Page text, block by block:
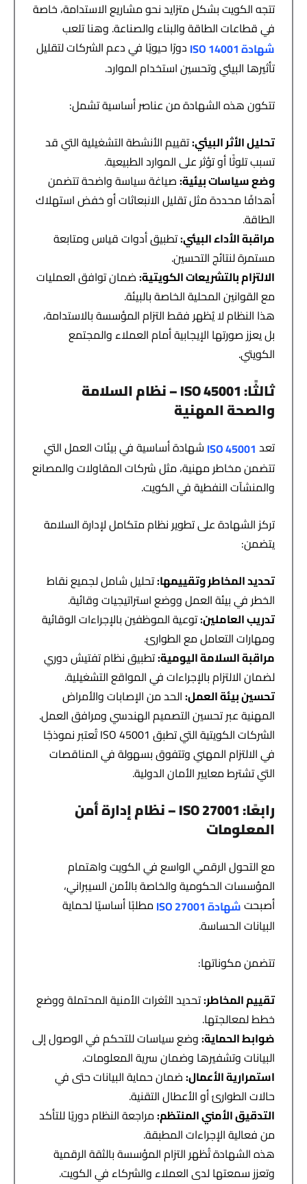
تتجه الكويت بشكل متزايد نحو مشاريع الاستدامة، خاصة
في قطاعات الطاقة والبناء والصناعة. وهنا تلعب
شهادة
دورًا حيويًا في دعم الشركات لتقليل
تأثيرها البيئي وتحسين استخدام الموارد.
تتكون هذه الشهادة من عناصر أساسية تشمل:
تحليل الأثر البيئي:تقييم الأنشطة التشغيلية التي قد
تسبب تلوثًا أو تؤثر على الموارد الطبيعية.
وضع سياسات بيئية:صياغة سياسة واضحة تتضمن
أهدافًا محددة مثل تقليل الانبعاثات أو خفض استهلاك
الطاقة.
مراقبة الأداء البيئي:تطبيق أدوات قياس ومتابعة
مستمرة لنتائج التحسين.
الالتزام بالتشريعات الكويتية:ضمان توافق العمليات
مع القوانين المحلية الخاصة بالبيئة.
هذا النظام لا يُظهر فقط التزام المؤسسة بالاستدامة،
بل يعزز صورتها الإيجابية أمام العملاء والمجتمع
الكويتي.
ثالثًا: ISO 45001 – نظام السلامة
والصحة المهنية
تعد ISO 45001 شهادة أساسية في بيئات العمل التي
تتضمن مخاطر مهنية، مثل شركات المقاولات والمصانع
والمنشآت النفطية في الكويت.
تركز الشهادة على تطوير نظام متكامل لإدارة السلامة
يتضمن:
تحديد المخاطر وتقييمها:تحليل شامل لجميع نقاط
الخطر في بيئة العمل ووضع استراتيجيات وقائية.
تدريب العاملين:توعية الموظفين بالإجراءات الوقائية
ومهارات التعامل مع الطوارئ.
مراقبة السلامة اليومية:تطبيق نظام تفتيش دوري
لضمان الالتزام بالإجراءات في المواقع التشغيلية.
تحسين بيئة العمل:الحد من الإصابات والأمراض
المهنية عبر تحسين التصميم الهندسي ومرافق العمل.
الشركات الكويتية التي تطبق ISO 45001 تُعتبر نموذجًا
في الالتزام المهني وتتفوق بسهولة في المناقصات
التي تشترط معايير الأمان الدولية.
رابعًا: ISO 27001 – نظام إدارة أمن
المعلومات
مع التحول الرقمي الواسع في الكويت واهتمام
المؤسسات الحكومية والخاصة بالأمن السيبراني،
أصبحتشهادة
مطلبًا أساسيًا لحماية
البيانات الحساسة.
تتضمن مكوناتها:
تقييم المخاطر:تحديد الثغرات الأمنية المحتملة ووضع
خطط لمعالجتها.
ضوابط الحماية:وضع سياسات للتحكم في الوصول إلى
البيانات وتشفيرها وضمان سرية المعلومات.
استمرارية الأعمال:ضمان حماية البيانات حتى في
حالات الطوارئ أو الأعطال التقنية.
التدقيق الأمني المنتظم:مراجعة النظام دوريًا للتأكد
من فعالية الإجراءات المطبقة.
هذه الشهادة تُظهر التزام المؤسسة بالثقة الرقمية
وتعزز سمعتها لدى العملاء والشركاء في الكويت.